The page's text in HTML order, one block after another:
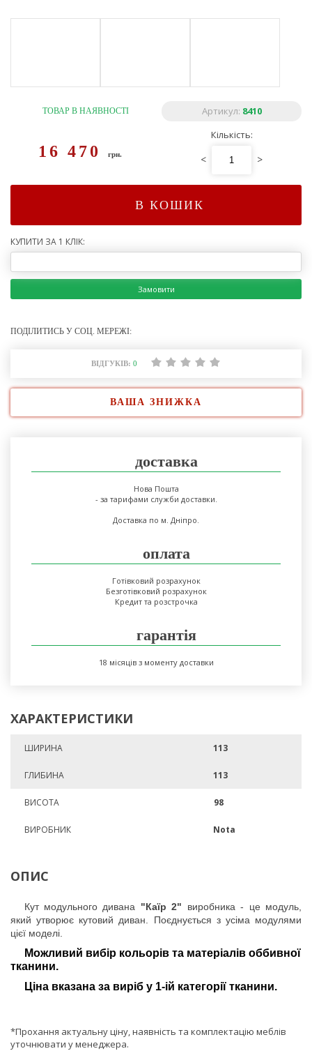
ТОВАР В НАЯВНОСТІ Артикул: 8410
16 470грн.
Кількість:
< >
В КОШИК
КУПИТИ ЗА 1 КЛІК:
Замовити
ПОДІЛИТИСЬ У СОЦ. МЕРЕЖІ:
ВІДГУКІВ: 0
ВАША ЗНИЖКА
доставка
Нова Пошта
- за тарифами служби доставки.
Доставка по м. Дніпро.
оплата
Готівковий розрахунок
Безготівковий розрахунок
Кредит та розстрочка
гарантія
18 місяців з моменту доставки
ХАРАКТЕРИСТИКИ
ШИРИНА 113
ГЛИБИНА 113
ВИСОТА 98
ВИРОБНИК Nota
ОПИС
Кут модульного дивана "Каїр 2" виробника - це модуль,
який утворює кутовий диван. Поєднується з усіма модулями
цієї моделі.
Можливий вибір кольорів та матеріалів оббивної
тканини.
Ціна вказана за виріб у 1-ій категорії тканини.
*Прохання актуальну ціну, наявність та комплектацію меблів
уточнювати у менеджера.